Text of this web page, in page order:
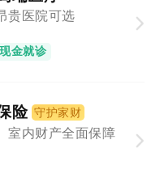
贵医院可选
金就诊
险 守护家财
室内财产全面保障